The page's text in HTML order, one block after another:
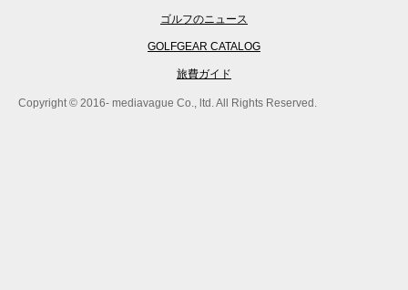
ゴルフのニュース
GOLFGEAR CATALOG
旅費ガイド
Copyright © 2016- mediavague Co., ltd. All Rights Reserved.